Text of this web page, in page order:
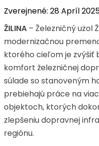
Zverejnené: 28 Apríl
ŽILINA – Železničný uzol
modernizačnou
ktorého cieľom je zvýšiť
komfort železničnej
súlade so stanoveným
prebiehajú práce na
objektoch, ktorých
zlepšeniu dopravnej
regiónu.